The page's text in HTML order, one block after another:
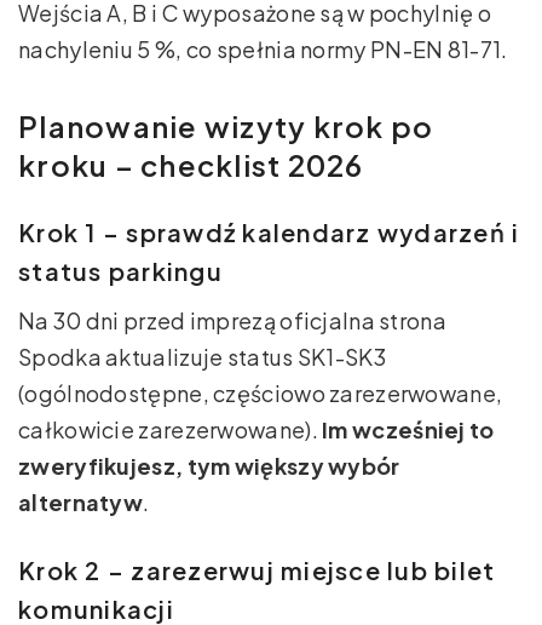
Wejścia A, B i C wyposażone są w pochylnię o
nachyleniu 5 %, co spełnia normy PN-EN 81-71.
Planowanie wizyty krok po
kroku – checklist 2026
Krok 1 – sprawdź kalendarz wydarzeń i
status parkingu
Na 30 dni przed imprezą oficjalna strona
Spodka aktualizuje status SK1-SK3
(ogólnodostępne, częściowo zarezerwowane,
całkowicie zarezerwowane). Im wcześniej to
zweryfikujesz, tym większy wybór
alternatyw.
Krok 2 – zarezerwuj miejsce lub bilet
komunikacji